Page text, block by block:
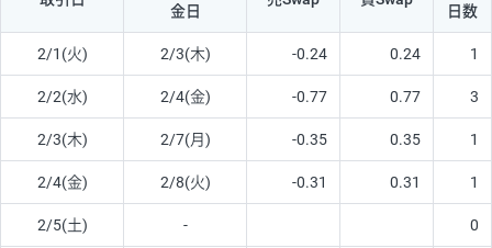
金日
日数
2/1(火) 2/3(木) -0.24 0.24 1
2/2(水) 2/4(金) -0.77 0.77 3
2/3(木) 2/7(月) -0.35 0.35 1
2/4(金) 2/8(火) -0.31 0.31 1
2/5(土) - 0